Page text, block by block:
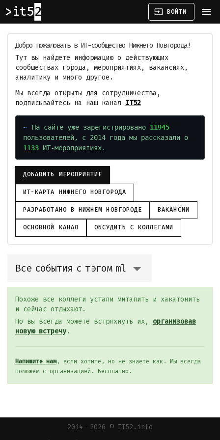
it52 input ВОЙТИ menu
Добро пожаловать в ИТ-сообщество Нижнего Новгорода!
Тут вы найдете информацию о действующих
сообществах города, мероприятиях, вакансиях,
аналитику и много другое.
Мы всегда открыты для сотрудничества,
подписывайтесь на наш канал IT52
На сайте уже зарегистрировано 11945
пользователей, с 2014 года мы рассказали о
1133 ИТ-мероприятиях.
ДОБАВИТЬ МЕРОПРИЯТИЕ
ИТ-КАРТА НИЖНЕГО НОВГОРОДА
РАЗРАБОТАНО В НИЖНЕМ НОВГОРОДЕ ВАКАНСИИ
ОСНОВНОЙ КАНАЛ ОБСУДИТЬ С КОЛЛЕГАМИ
Все события с тэгом ml
Похоже все коллеги устали митапить и хакатонить
и сейчас отдыхают.
Но вы всегда можете встряхнуть их, организовав
новую встречу.
Напишите нам, если хотите, но не знаете как. Мы всегда
поможем с организацией. Бесплатно.
2014 — 2026 © IT52.info